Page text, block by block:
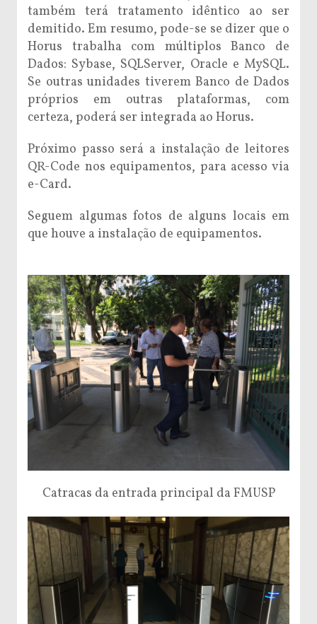
também terá tratamento idêntico ao ser
demitido. Em resumo, pode-se se dizer que o
Horus trabalha com múltiplos Banco de
Dados: Sybase, SQLServer, Oracle e MySQL.
Se outras unidades tiverem Banco de Dados
próprios em outras plataformas, com
certeza, poderá ser integrada ao Horus.
Próximo passo será a instalação de leitores
QR-Code nos equipamentos, para acesso via
e-Card.
Seguem algumas fotos de alguns locais em
que houve a instalação de equipamentos.
Catracas da entrada principal da FMUSP